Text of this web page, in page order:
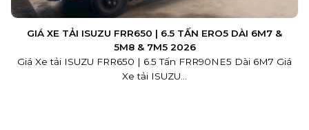
GIÁ XE TẢI ISUZU FRR650 | 6.5 TẤN ERO5 DÀI 6M7 &
5M8 & 7M5 2026
Giá Xe tải ISUZU FRR650 | 6.5 Tấn FRR90NE5 Dài 6M7 Giá
Xe tải ISUZU...